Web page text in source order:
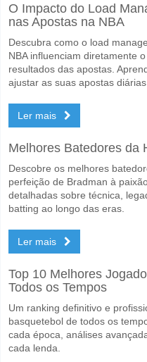
O Impacto do Load
nas Apostas na NBA
Descubra como o load
NBA influenciam diretamente
resultados das apostas.
ajustar as suas apostas
Ler mais
Melhores Batedores da
Descobre os melhores
perfeição de Bradman à
detalhadas sobre técnica,
batting ao longo das eras.
Ler mais
Top 10 Melhores
Todos os Tempos
Um ranking definitivo e
basquetebol de todos os
cada época, análises
cada lenda.